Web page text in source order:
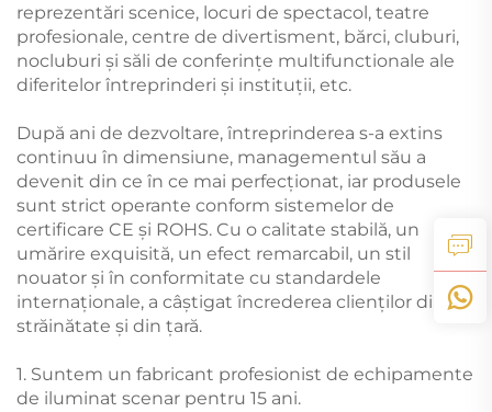
reprezentări scenice, locuri de spectacol, teatre
profesionale, centre de divertisment, bărci, cluburi,
nocluburi și săli de conferințe multifunctionale ale
diferitelor întreprinderi și instituții, etc.
După ani de dezvoltare, întreprinderea s-a extins
continuu în dimensiune, managementul său a
devenit din ce în ce mai perfecționat, iar produsele
sunt strict operante conform sistemelor de
certificare CE și ROHS. Cu o calitate stabilă, un
umărire exquisită, un efect remarcabil, un stil
nouator și în conformitate cu standardele
internaționale, a câștigat încrederea clienților din
străinătate și din țară.
1. Suntem un fabricant profesionist de echipamente
de iluminat scenar pentru 15 ani.